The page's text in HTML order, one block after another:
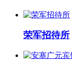
荣军招待所